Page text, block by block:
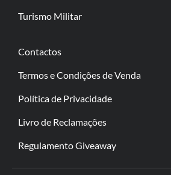
Turismo Militar
Contactos
Termos e Condições de Venda
Política de Privacidade
Livro de Reclamações
Regulamento Giveaway